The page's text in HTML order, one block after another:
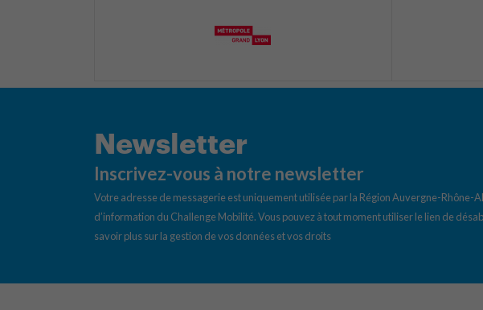
Newsletter
Inscrivez-vous à notre newsletter
Votre adresse de messagerie est uniquement utilisée par la Région Auvergne-Rhône-
d’information du Challenge Mobilité. Vous pouvez à tout moment utiliser le lien de
savoir plus sur la gestion de vos données et vos droits